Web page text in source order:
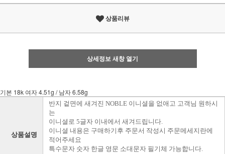
상품리뷰
상세정보 새창 열기
기본 18k 여자 4.51g / 남자 6.58g
상품설명
반지 겉면에 새겨진 NOBLE 이니셜을 없애고 고객님 원하시
는
이니셜로 5글자 이내에서 새겨드립니다.
이니셜 내용은 구매하기후 주문서 작성시 주문메세지란에
적어주세요
특수문자 숫자 한글 영문 소대문자 필기체 가능합니다.